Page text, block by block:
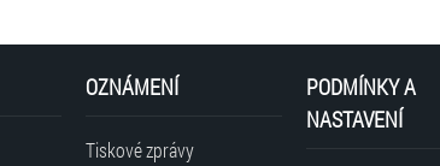
OZNÁMENÍ
Tiskové zprávy
PODMÍNKY A
NASTAVENÍ